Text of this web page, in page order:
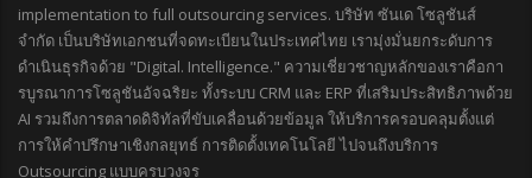
implementation to full outsourcing services. บริษัท ซันเด โซลูชันส์
จำกัด เป็นบริษัทเอกชนที่จดทะเบียนในประเทศไทย เรามุ่งมั่นยกระดับการ
ดำเนินธุรกิจด้วย "Digital. Intelligence." ความเชี่ยวชาญหลักของเราคือกา
รบูรณาการโซลูชันอัจฉริยะ ทั้งระบบ CRM และ ERP ที่เสริมประสิทธิภาพด้วย
AI รวมถึงการตลาดดิจิทัลที่ขับเคลื่อนด้วยข้อมูล ให้บริการครอบคลุมตั้งแต่
การให้คำปรึกษาเชิงกลยุทธ์ การติดตั้งเทคโนโลยี ไปจนถึงบริการ
Outsourcing แบบครบวงจร